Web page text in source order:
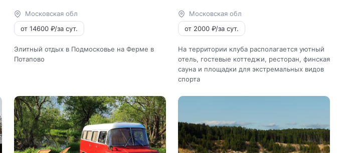
Московская обл
от 14600 ₽/за сут.
Элитный отдых в Подмосковье на Ферме в
Потапово
Московская обл
от 2000 ₽/за сут.
На территории клуба располагается уютный
отель, гостевые коттеджи, ресторан, финская
сауна и площадки для экстремальных видов
спорта